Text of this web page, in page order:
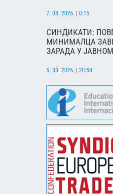
7. 08. 2026. | 0:15
СИНДИКАТИ:
МИНИМАЛЦА
ЗАРАДА У
5. 08. 2026. | 20:50